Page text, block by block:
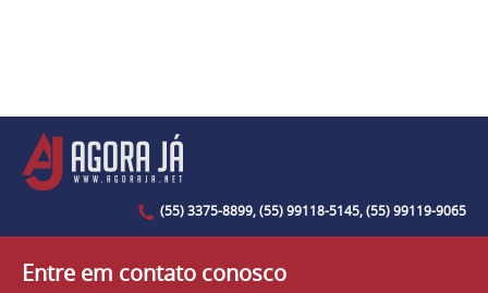
(55) 3375-8899, (55) 99118-5145, (55) 99119-9065
Entre em contato conosco